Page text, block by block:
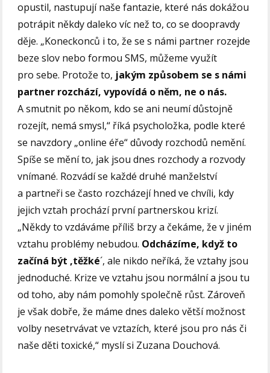
opustil, nastupují naše fantazie, které nás dokážou
potrápit někdy daleko víc než to, co se doopravdy
děje. „Koneckonců i to, že se s námi partner rozejde
beze slov nebo formou SMS, můžeme využít
pro sebe. Protože to, jakým způsobem se s námi
partner rozchází, vypovídá o něm, ne o nás.
A smutnit po někom, kdo se ani neumí důstojně
rozejít, nemá smysl,“ říká psycholožka, podle které
se navzdory „online éře“ důvody rozchodů nemění.
Spíše se mění to, jak jsou dnes rozchody a rozvody
vnímané. Rozvádí se každé druhé manželství
a partneři se často rozcházejí hned ve chvíli, kdy
jejich vztah prochází první partnerskou krizí.
„Někdy to vzdáváme příliš brzy a čekáme, že v jiném
vztahu problémy nebudou. Odcházíme, když to
začíná být ,těžké´, ale nikdo neříká, že vztahy jsou
jednoduché. Krize ve vztahu jsou normální a jsou tu
od toho, aby nám pomohly společně růst. Zároveň
je však dobře, že máme dnes daleko větší možnost
volby nesetrvávat ve vztazích, které jsou pro nás či
naše děti toxické,“ myslí si Zuzana Douchová.